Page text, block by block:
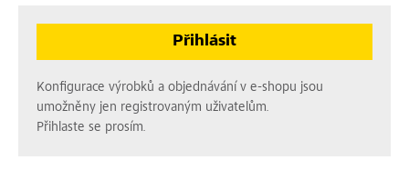
Přihlásit
Konfigurace výrobků a objednávání v e-shopu jsou
umožněny jen registrovaným uživatelům.
Přihlaste se prosím.